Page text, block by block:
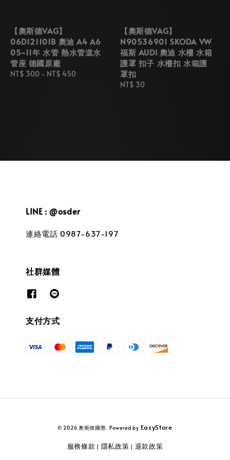
【奧斯德VAG】
06D121101B 奧迪 A4 A6
05~11年 水管 熱水管道水
管座 德國原廠
Regular
NT$ 300 - NT$ 450
【奧斯德VAG】
N90536901 SKODA VW
福斯 AUDI 奧迪 水柵 水箱
護罩 扣子 水柵扣 水箱護
罩扣
Regular
NT$ 30
LINE : @osder
連絡電話 0987-637-197
社群媒體
支付方式
© 2026 奧斯德國際. Powered by EasyStore
服務條款 | 隱私政策 | 退款政策